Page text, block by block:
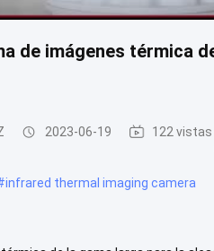
de imágenes térmica
2023-06-19 122 vistas
infrared thermal imaging camera